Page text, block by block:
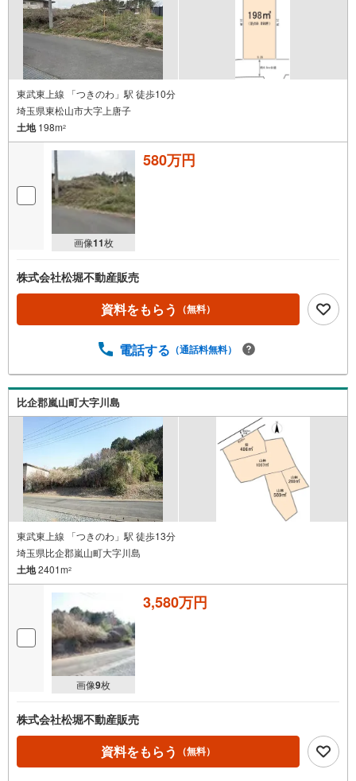
東武東上線 「つきのわ」駅 徒歩10分
埼玉県東松山市大字上唐子
土地198m2
画像11枚
580万円
株式会社松堀不動産販売
資料をもらう （無料）
電話する （通話料無料）
比企郡嵐山町大字川島
東武東上線 「つきのわ」駅 徒歩13分
埼玉県比企郡嵐山町大字川島
土地2401m2
画像9枚
3,580万円
株式会社松堀不動産販売
資料をもらう （無料）